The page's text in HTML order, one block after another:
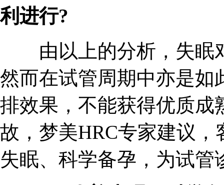
利进行?
由以上的分析，失眠
然而在试管周期中亦是如
排效果，不能获得优质成
故，梦美HRC专家建议
失眠、科学备孕，为试管